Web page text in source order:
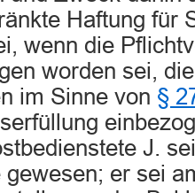
Haftung für
wenn die
worden sei,
im Sinne von §
J.
gewesen; er sei